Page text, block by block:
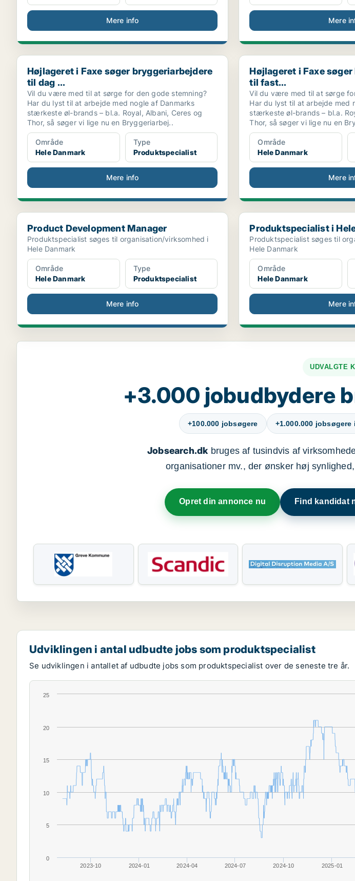
Mere info Mere
Højlageret i Faxe søger bryggeriarbejdere til dag ...
Højlageret i Faxe søger bryggeriarbejdere
til dag ...
Vil du være med til at sørge for den gode stemning?
Har du lyst til at arbejde med nogle af Danmarks
stærkeste øl-brands – bl.a. Royal, Albani, Ceres og
Thor, så søger vi lige nu en Bryggeriarbej..
Område
Hele Danmark
Type
Produktspecialist
Mere info
Højlageret i Faxe søger
Højlageret i Faxe
til fast...
Vil du være med til at sørge
Har du lyst til at arbejde med
stærkeste øl-brands – bl.a.
Thor, så søger vi lige nu en
Område
Hele Danmark
Mere
Product Development Manager
Product Development Manager
Produktspecialist søges til organisation/virksomhed i
Hele Danmark
Område
Hele Danmark
Type
Produktspecialist
Mere info
Produktspecialist i Hele
Produktspecialist i
Produktspecialist søges til
Hele Danmark
Område
Hele Danmark
Mere
UDVALGTE
+3.000 jobudbydere
+100.000 jobsøgere +1.000.000 jobsøgere
Jobsearch.dkbruges af tusindvis af
organisationer mv., der ønsker høj
Opret din annonce nu Find kandidat
Udviklingen i antal udbudte jobs som produktspecialist
Se udviklingen i antallet af udbudte jobs som produktspecialist over de seneste tre år.
2023-10 2024-01 2024-04 2024-07 2024-10 2025-01
0
5
10
15
20
25